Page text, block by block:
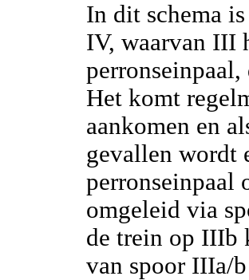
In dit schema
IV, waarvan III
Het komt
aankomen en
gevallen wordt
perronseinpaal
omgeleid via
de trein op IIIb
van spoor IIIa/